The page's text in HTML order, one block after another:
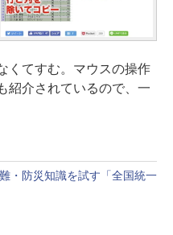
くてすむ。マウスの操作
紹介されているので、一
・防災知識を試す「全国統一